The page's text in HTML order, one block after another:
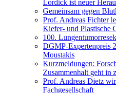
Lordick ist neuer
Gemeinsam gegen
Prof. Andreas Fichter
Kiefer- und Plastische
100.
DGMP-Expertenpreis
Moustakis
Kurzmeldungen:
Zusammenhalt geht in
Prof. Andreas Dietz
Fachgesellschaft